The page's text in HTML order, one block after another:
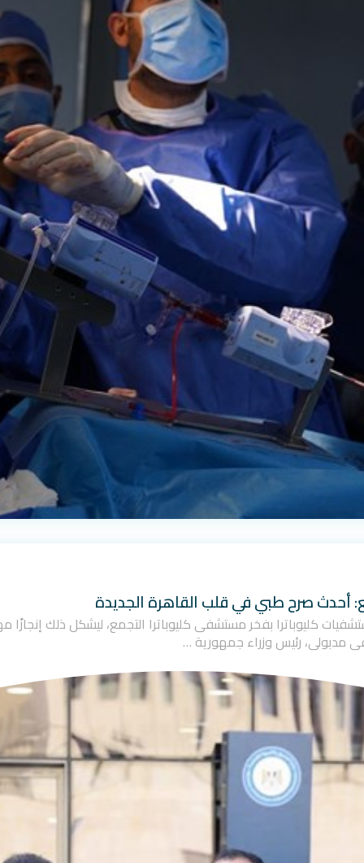
أحدث صرح طبي في قلب القاهرة الجديدة
مجموعة مستشفيات كليوباترا بفخر مستشفى كليوباترا التجمع، ليشكل ذلك
مدبولي، رئيس وزراء جمهورية …